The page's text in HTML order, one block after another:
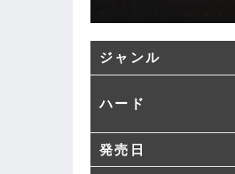
ジャンル
ハード
発売日